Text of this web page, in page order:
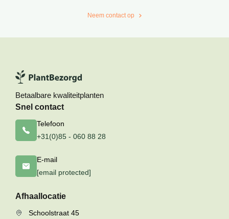
Neem contact op
Betaalbare kwaliteitplanten
Snel contact
Telefoon
+31(0)85 - 060 88 28
E-mail
[email protected]
Afhaallocatie
Schoolstraat 45